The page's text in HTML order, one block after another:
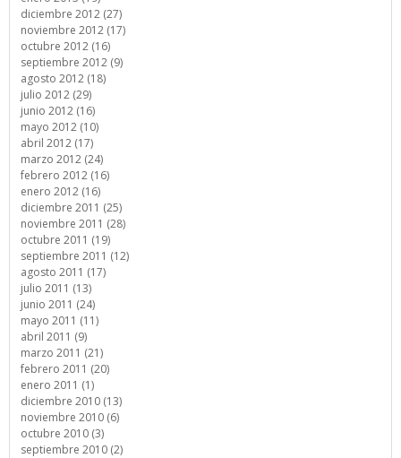
diciembre 2012 (27)
noviembre 2012 (17)
octubre 2012 (16)
septiembre 2012 (9)
agosto 2012 (18)
julio 2012 (29)
junio 2012 (16)
mayo 2012 (10)
abril 2012 (17)
marzo 2012 (24)
febrero 2012 (16)
enero 2012 (16)
diciembre 2011 (25)
noviembre 2011 (28)
octubre 2011 (19)
septiembre 2011 (12)
agosto 2011 (17)
julio 2011 (13)
junio 2011 (24)
mayo 2011 (11)
abril 2011 (9)
marzo 2011 (21)
febrero 2011 (20)
enero 2011 (1)
diciembre 2010 (13)
noviembre 2010 (6)
octubre 2010 (3)
septiembre 2010 (2)